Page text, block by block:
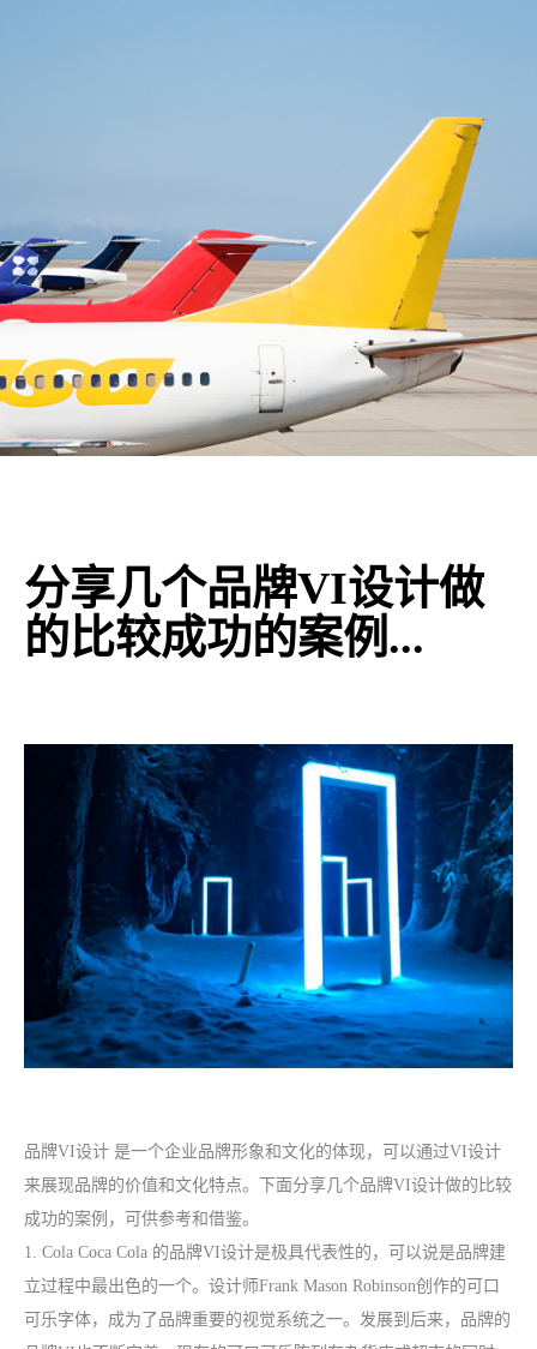
分享几个品牌VI设计做
的比较成功的案例...
品牌VI设计 是一个企业品牌形象和文化的体现，可以通过VI设计
来展现品牌的价值和文化特点。下面分享几个品牌VI设计做的比较
成功的案例，可供参考和借鉴。
1. Cola Coca Cola 的品牌VI设计是极具代表性的，可以说是品牌建
立过程中最出色的一个。设计师Frank Mason Robinson创作的可口
可乐字体，成为了品牌重要的视觉系统之一。发展到后来，品牌的